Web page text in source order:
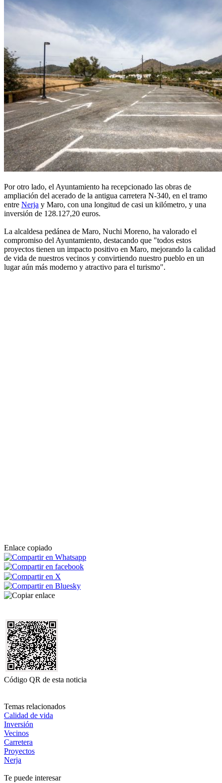
Por otro lado, el Ayuntamiento ha recepcionado las obras de
ampliación del acerado de la antigua carretera N-340, en el tramo
entre Nerja y Maro, con una longitud de casi un kilómetro, y una
inversión de 128.127,20 euros.
La alcaldesa pedánea de Maro, Nuchi Moreno, ha valorado el
compromiso del Ayuntamiento, destacando que "todos estos
proyectos tienen un impacto positivo en Maro, mejorando la calidad
de vida de nuestros vecinos y convirtiendo nuestro pueblo en un
lugar aún más moderno y atractivo para el turismo".
Enlace copiado
Código QR de esta noticia
Temas relacionados
Calidad de vida
Inversión
Vecinos
Carretera
Proyectos
Nerja
Te puede interesar